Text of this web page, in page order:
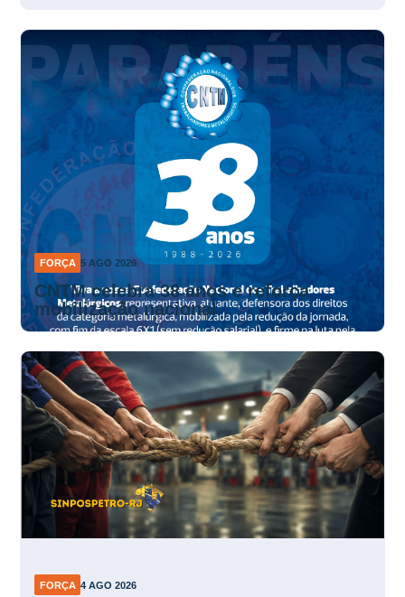
FORÇA 5 AGO 2026
CNTM celebra 38 anos e reforça
mobilização nacional
FORÇA 4 AGO 2026